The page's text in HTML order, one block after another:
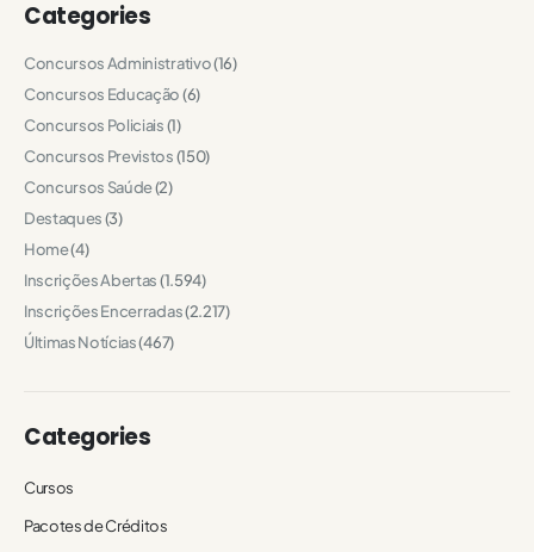
Categories
Concursos Administrativo(16)
Concursos Educação(6)
Concursos Policiais(1)
Concursos Previstos(150)
Concursos Saúde(2)
Destaques(3)
Home(4)
Inscrições Abertas(1.594)
Inscrições Encerradas(2.217)
Últimas Notícias(467)
Categories
Cursos
Pacotes de Créditos